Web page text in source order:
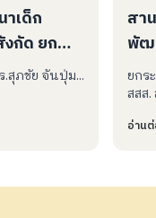
เด็ก
กัด ยก
สุภชัย จันปุ่ม...
สา
พัฒ
ครู
ยกร
สสส.
อ่าน